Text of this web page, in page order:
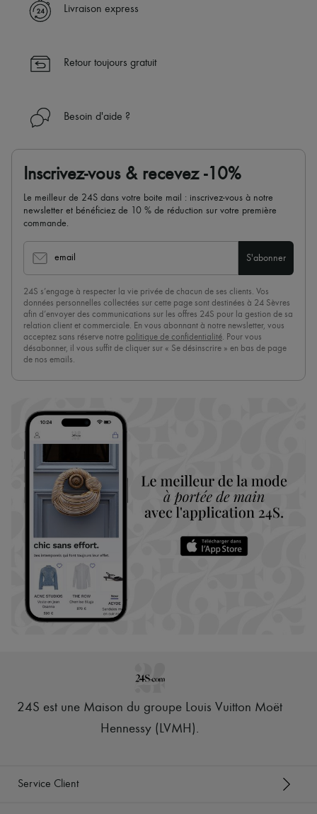
✓ Bénéficiez de la livraison express dans plus de 100 pays
✓ Soyez libre de changer d’avis, les retours sont toujours offerts
client 24h/24
En savoir plus sur 24S, une maison du groupe LVMH
Livraison express
Retour toujours gratuit
Besoin d'aide ?
Inscrivez-vous & recevez -10%
Le meilleur de 24S dans votre boite mail : inscrivez-vous à notre
newsletter et bénéficiez de 10 % de réduction sur votre première
commande.
email S'abonner
24S s’engage à respecter la vie privée de chacun de ses clients. Vos
données personnelles collectées sur cette page sont destinées à 24 Sèvres
afin d’envoyer des communications sur les offres 24S pour la gestion de sa
relation client et commerciale. En vous abonnant à notre newsletter, vous
acceptez sans réserve notre politique de confidentialité. Pour vous
désabonner, il vous suffit de cliquer sur « Se désinscrire » en bas de page
de nos emails.
24S est une Maison du groupe Louis Vuitton Moët
Hennessy (LVMH).
Service Client